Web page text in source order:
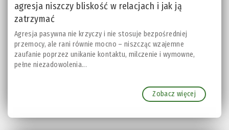
agresja niszczy bliskość w relacjach i jak ją
zatrzymać
Agresja pasywna nie krzyczy i nie stosuje bezpośredniej
przemocy, ale rani równie mocno – niszcząc wzajemne
zaufanie poprzez unikanie kontaktu, milczenie i wymowne,
pełne niezadowolenia...
Zobacz więcej